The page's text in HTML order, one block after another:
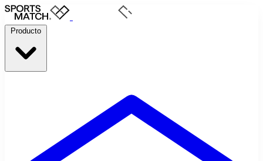
Producto